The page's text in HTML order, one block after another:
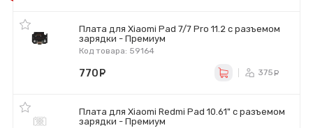
Плата для Xiaomi Pad 7/7 Pro 11.2 с разъемом
зарядки - Премиум
Код товара: 59164
770 375
Плата для Xiaomi Redmi Pad 10.61" с разъемом
зарядки - Премиум